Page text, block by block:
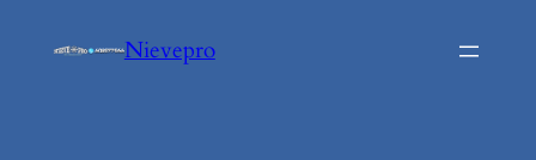
Nievepro